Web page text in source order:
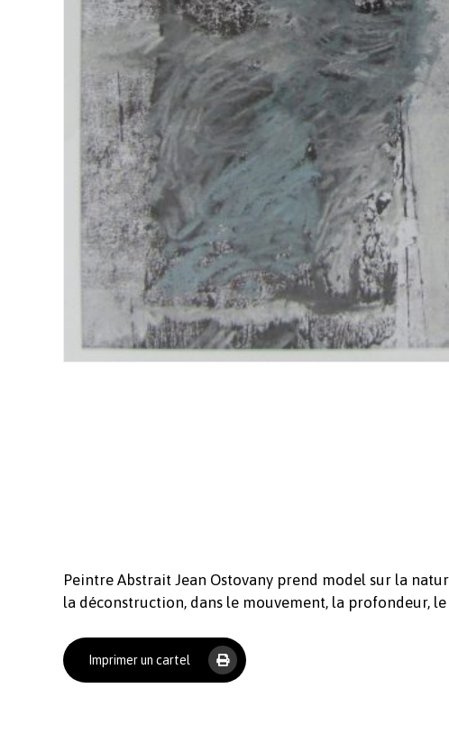
Peintre Abstrait Jean Ostovany prend model sur la
la déconstruction, dans le mouvement, la profondeur,
Imprimer un cartel